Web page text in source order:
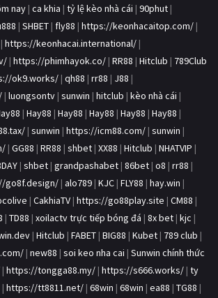
nay | ca khia | tỷ lệ kèo nhà cái | 90phut |
| SHBET | fly88 | https://keonhacaitop.com/ |
| https://keonhacai.international/ |
| https://phimhayok.co/ | RR88 | Hitclub | 789Club
ok9.works/ | qh88 | rr88 | J88 |
| luongsontv | sunwin | hitclub | kèo nhà cái |
| Hay88 | Hay88 | Hay88 | Hay88 | Hay88 |
| sunwin | https://icm88.com/ | sunwin |
| GG88 | RR88 | shbet | XX88 | Hitclub | NHATVIP |
| shbet | grandpashabet | 86bet | o8 | rr88 |
go8f.design/ | alo789 | KJC | FLY88 | hay.win |
| CakhiaTV | https://go88play.site | CM88 |
| TD88 | xoilactv trực tiếp bóng đá | 8x bet | kjc |
| Hitclub | FABET | BIG88 | Kubet | 789 club |
| new88 | soi keo nha cai | Sunwin chính thức
| https://tongga88.my/ | https://s666.works/ | ty
| https://tt8811.net/ | 68win | 68win | ea88 | TG88 |